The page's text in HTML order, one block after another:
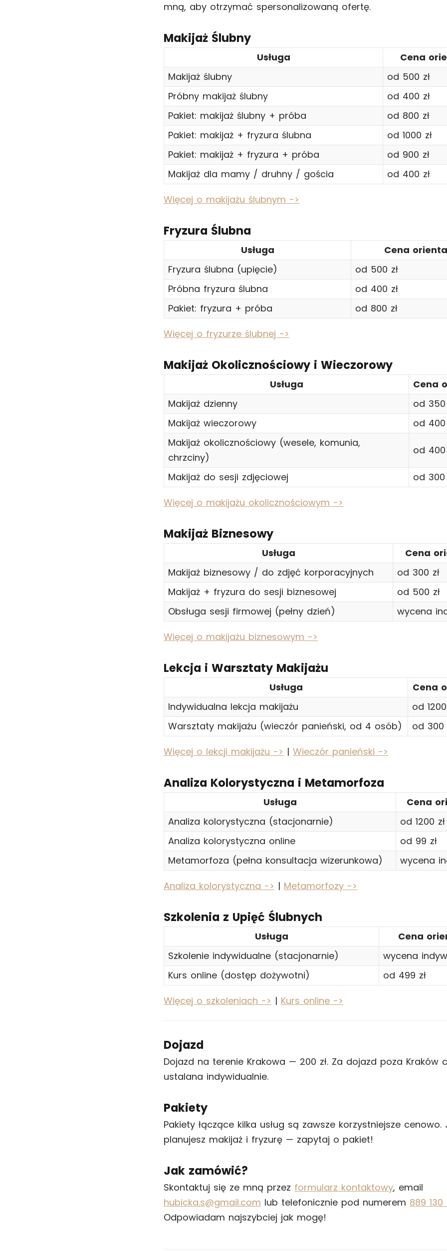
mną, aby otrzymać spersonalizowaną ofertę.
Makijaż Ślubny
Usługa
Cena
Makijaż ślubny
od 500 zł
Próbny makijaż ślubny
od 400 zł
Pakiet: makijaż ślubny + próba
od 800 zł
Pakiet: makijaż + fryzura ślubna
od 1000 zł
Pakiet: makijaż + fryzura + próba
od 900 zł
Makijaż dla mamy / druhny / gościa
od 400 zł
Więcej o makijażu ślubnym ->
Fryzura Ślubna
Usługa
Cena
Fryzura ślubna (upięcie)
od 500 zł
Próbna fryzura ślubna
od 400 zł
Pakiet: fryzura + próba
od 800 zł
Więcej o fryzurze ślubnej ->
Makijaż Okolicznościowy i Wieczorowy
Usługa
Cena
Makijaż dzienny
od 350
Makijaż wieczorowy
od 400
Makijaż okolicznościowy (wesele, komunia,
chrzciny)
od 400
Makijaż do sesji zdjęciowej od 300
Więcej o makijażu okolicznościowym ->
Makijaż Biznesowy
Usługa
Cena
Makijaż biznesowy / do zdjęć korporacyjnych
od 300 zł
Makijaż + fryzura do sesji biznesowej
od 500 zł
Obsługa sesji firmowej (pełny dzień)
wycena
Więcej o makijażu biznesowym ->
Lekcja i Warsztaty Makijażu
Usługa
Cena
Indywidualna lekcja makijażu
od
Warsztaty makijażu (wieczór panieński, od 4 osób)
od 300
Więcej o lekcji makijażu -> | Wieczór panieński ->
Analiza Kolorystyczna i Metamorfoza
Usługa
Cena
Analiza kolorystyczna (stacjonarnie)
od 1200 zł
Analiza kolorystyczna online
od 99 zł
Metamorfoza (pełna konsultacja wizerunkowa)
wycena
Analiza kolorystyczna -> | Metamorfozy ->
Szkolenia z Upięć Ślubnych
Usługa
Cena
Szkolenie indywidualne (stacjonarnie)
wycena
Kurs online (dostęp dożywotni)
od 499 zł
Więcej o szkoleniach -> | Kurs online ->
Dojazd
Dojazd na terenie Krakowa — 200 zł. Za dojazd poza Kraków
ustalana indywidualnie.
Pakiety
Pakiety łączące kilka usług są zawsze korzystniejsze cenowo.
planujesz makijaż i fryzurę — zapytaj o pakiet!
Jak zamówić?
Skontaktuj się ze mną przez formularz kontaktowy, email
hubicka.s@gmail.com lub telefonicznie pod numerem 889 130
Odpowiadam najszybciej jak mogę!